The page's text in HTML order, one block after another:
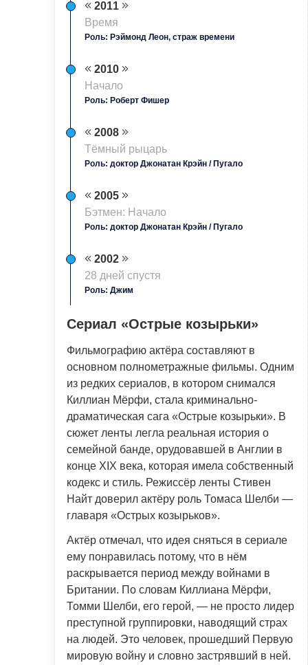
2011
Время
Роль: Рэймонд Леон, страж времени
2010
Начало
Роль: Роберт Фишер
2008
Тёмный рыцарь
Роль: доктор Джонатан Крэйн / Пугало
2005
Бэтмен: Начало
Роль: доктор Джонатан Крэйн / Пугало
2002
28 дней спустя
Роль: Джим
Сериал «Острые козырьки»
Фильмографию актёра составляют в
основном полнометражные фильмы. Одним
из редких сериалов, в котором снимался
Киллиан Мёрфи, стала криминально-
драматическая сага «Острые козырьки». В
сюжет ленты легла реальная история о
семейной банде, орудовавшей в Англии в
конце XIX века, которая имела собственный
кодекс и стиль. Режиссёр ленты Стивен
Найт доверил актёру роль Томаса Шелби —
главаря «Острых козырьков».
Актёр отмечал, что идея сняться в сериале
ему понравилась потому, что в нём
раскрывается период между войнами в
Британии. По словам Киллиана Мёрфи,
Томми Шелби, его герой, — не просто лидер
преступной группировки, наводящий страх
на людей. Это человек, прошедший Первую
мировую войну и словно застрявший в ней.